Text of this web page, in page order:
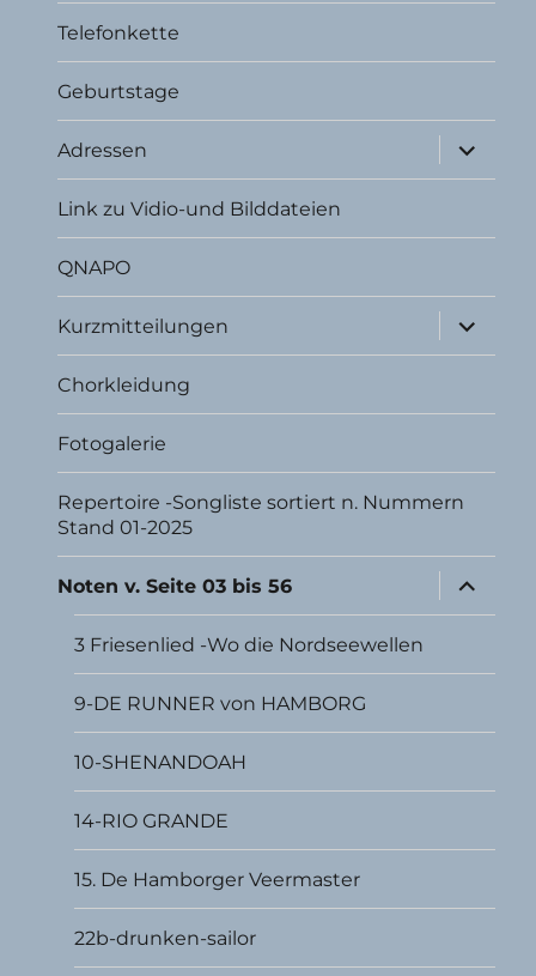
Telefonkette
Geburtstage
Adressen
öffnen
Link zu Vidio-und Bilddateien
QNAPO
Kurzmitteilungen
öffnen
Chorkleidung
Fotogalerie
Repertoire -Songliste sortiert n. Nummern
Stand 01-2025
Noten v. Seite 03 bis 56
öffnen
3 Friesenlied -Wo die Nordseewellen
9-DE RUNNER von HAMBORG
10-SHENANDOAH
14-RIO GRANDE
15. De Hamborger Veermaster
22b-drunken-sailor